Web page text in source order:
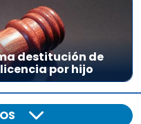
destitución de
por hijo